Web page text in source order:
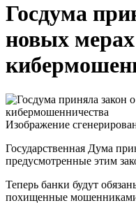
Госдума
новых
Изображение
Государственная Дума
предусмотренные этим
Теперь банки будут
похищенные мошенниками